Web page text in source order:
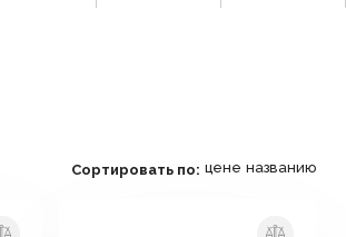
Сортировать по: цене названию